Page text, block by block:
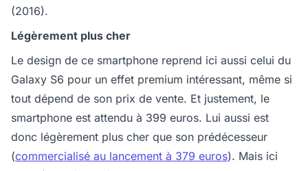
(2016).
Légèrement plus cher
Le design de ce smartphone reprend ici aussi celui du
Galaxy S6 pour un effet premium intéressant, même si
tout dépend de son prix de vente. Et justement, le
smartphone est attendu à 399 euros. Lui aussi est
donc légèrement plus cher que son prédécesseur
(commercialisé au lancement à 379 euros). Mais ici